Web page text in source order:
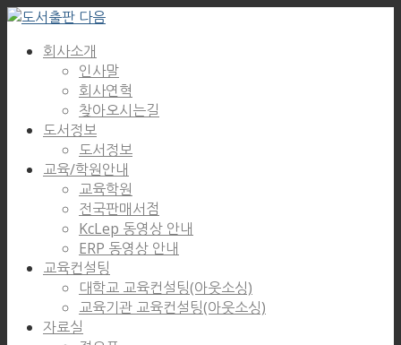
회사소개
인사말
회사연혁
찾아오시는길
도서정보
도서정보
교육/학원안내
교육학원
전국판매서점
KcLep 동영상 안내
ERP 동영상 안내
교육컨설팅
대학교 교육컨설팅(아웃소싱)
교육기관 교육컨설팅(아웃소싱)
자료실